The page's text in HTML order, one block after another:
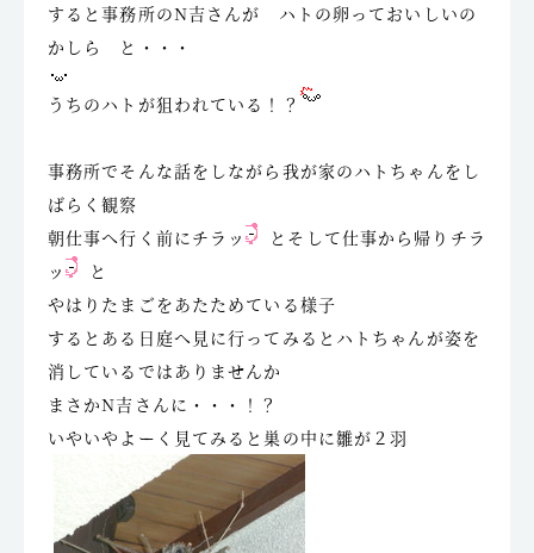
すると事務所のN吉さんが ハトの卵っておいしいの
かしら と・・・
うちのハトが狙われている！？
事務所でそんな話をしながら我が家のハトちゃんをし
ばらく観察
朝仕事へ行く前にチラッ
とそして仕事から帰りチラ
ッ
と
やはりたまごをあたためている様子
するとある日庭へ見に行ってみるとハトちゃんが姿を
消しているではありませんか
まさかN吉さんに・・・！？
いやいやよーく見てみると巣の中に雛が２羽